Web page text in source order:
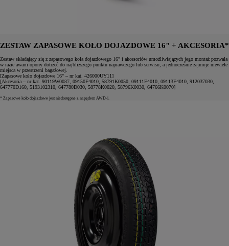
ZESTAW ZAPASOWE KOŁO DOJAZDOWE 16" + AKCESORIA*
Zestaw składający się z zapasowego koła dojazdowego 16" i akcesoriów umożliwiających jego montaż pozwala
w razie awarii opony dotrzeć do najbliższego punktu naprawczego lub serwisu, a jednocześnie zajmuje niewiele
miejsca w przestrzeni bagażowej.
[Zapasowe koło dojazdowe 16" – nr kat. 426000UY11]
[Akcesoria – nr kat. 90119W0037, 09150F4010, 58791K0050, 09111F4010, 09113F4010, 912037030,
647770D160, 5193102310, 647780D030, 58778K0020, 58796K0030, 64766K0070]
* Zapasowe koło dojazdowe jest niedostępne z napędem AWD-i.